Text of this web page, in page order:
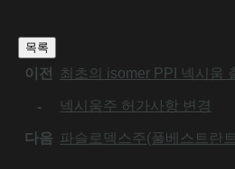
목록
이전 최초의 isomer PPI 넥시움
-
넥시움주 허가사항 변경
다음 파슬로덱스주(풀베스트란